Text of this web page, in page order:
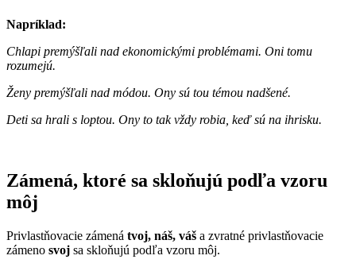
Napríklad:
Chlapi premýšľali nad ekonomickými problémami. Oni tomu
rozumejú.
Ženy premýšľali nad módou. Ony sú tou témou nadšené.
Deti sa hrali s loptou. Ony to tak vždy robia, keď sú na ihrisku.
Zámená, ktoré sa skloňujú podľa vzoru
môj
Privlastňovacie zámená tvoj, náš, váš a zvratné privlastňovacie
zámeno svoj sa skloňujú podľa vzoru môj.